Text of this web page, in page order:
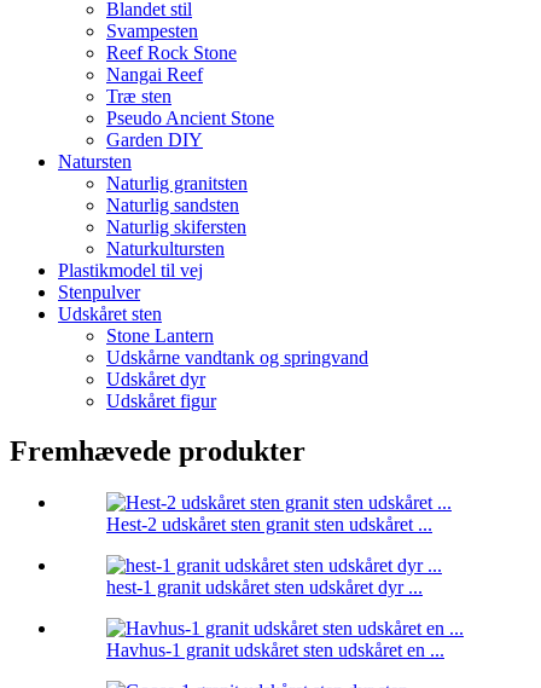
Blandet stil
Svampesten
Reef Rock Stone
Nangai Reef
Træ sten
Pseudo Ancient Stone
Garden DIY
Natursten
Naturlig granitsten
Naturlig sandsten
Naturlig skifersten
Naturkultursten
Plastikmodel til vej
Stenpulver
Udskåret sten
Stone Lantern
Udskårne vandtank og springvand
Udskåret dyr
Udskåret figur
Fremhævede produkter
Hest-2 udskåret sten granit sten udskåret ...
hest-1 granit udskåret sten udskåret dyr ...
Havhus-1 granit udskåret sten udskåret en ...